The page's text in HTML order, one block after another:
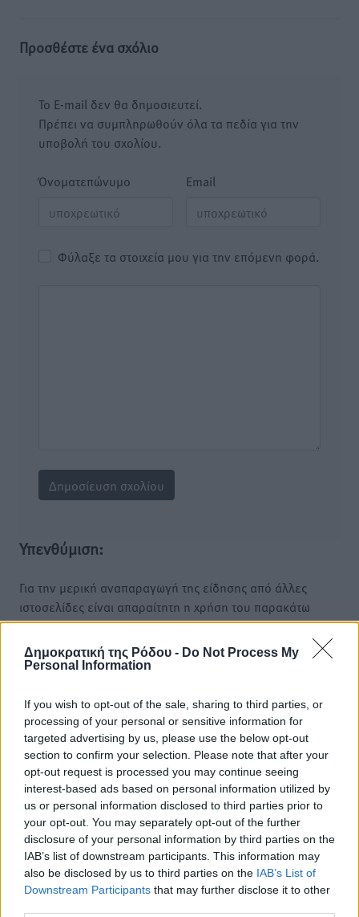
Δημοκρατική της Ρόδου - Do Not Process My
Personal Information
If you wish to opt-out of the sale, sharing to third parties, or
processing of your personal or sensitive information for
targeted advertising by us, please use the below opt-out
section to confirm your selection. Please note that after your
opt-out request is processed you may continue seeing
interest-based ads based on personal information utilized by
us or personal information disclosed to third parties prior to
your opt-out. You may separately opt-out of the further
disclosure of your personal information by third parties on the
IAB’s list of downstream participants. This information may
also be disclosed by us to third parties on the IAB’s List of
Downstream Participants that may further disclose it to other
Προσθέστε ένα σχόλιο
Το E-mail δεν θα δημοσιευτεί.
Πρέπει να συμπληρωθούν όλα τα πεδία για την
υποβολή του σχολίου.
Όνοματεπώνυμο Email
Φύλαξε τα στοιχεία μου για την επόμενη φορά.
Υπενθύμιση:
Για την μερική αναπαραγωγή της είδησης από άλλες
ιστοσελίδες είναι απαραίτητη η χρήση του παρακάτω
παρεχόμενου συνδέσμου παραπομπής προς το άρθρο
της Δημοκρατικής.
o καιρός τώρα:
29°
αίθριος καιρός
81%
16km/h
Δ-ΝΔ
27°/28°
06:18
20:07